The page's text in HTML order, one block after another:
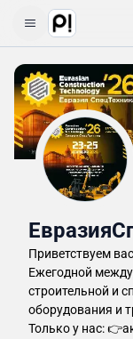
Приветствуем
Ежегодной
строительной и
оборудования и
Только у нас: